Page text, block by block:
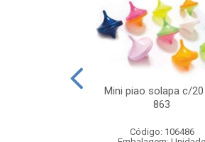
Mini piao solapa c/
863
Código: 106486